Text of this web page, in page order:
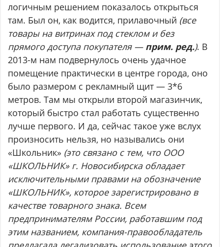
логичным решением показалось открыться
там. Был он, как водится, прилавочный (все
товары на витринах под стеклом и без
прямого доступа покупателя — прим. ред.). В
2013-м нам подвернулось очень удачное
помещение практически в центре города, оно
было размером с рекламный щит — 3*6
метров. Там мы открыли второй магазинчик,
который быстро стал работать существенно
лучше первого. И да, сейчас такое уже вслух
произносить нельзя, но назывались они
«Школьник» (это связано с тем, что ООО
«ШКОЛЬНИК» г. Новосибирска обладает
исключительными правами на обозначение
«ШКОЛЬНИК», которое зарегистрировано в
качестве товарного знака. Всем
предпринимателям России, работавшим под
этим названием, компания-правообладатель